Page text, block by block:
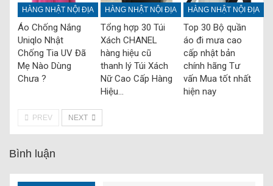
HÀNG NHẬT NỘI ĐỊA
Áo Chống Nắng
Uniqlo Nhật
Chống Tia UV Đã
Mẹ Nào Dùng
Chưa ?
HÀNG NHẬT NỘI ĐỊA
Tổng hợp 30 Túi
Xách CHANEL
hàng hiệu cũ
thanh lý Túi Xách
Nữ Cao Cấp Hàng
Hiệu…
HÀNG NHẬT NỘI ĐỊA
Top 30 Bộ quần
áo đi mưa cao
cấp nhật bản
chính hãng Tư
vấn Mua tốt nhất
hiện nay
PREV NEXT
Bình luận